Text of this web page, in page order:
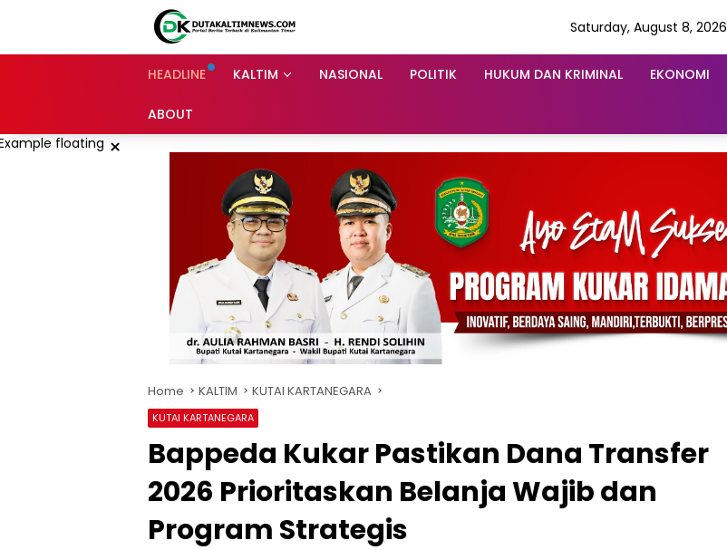
Saturday, August 8, 2026
HEADLINE KALTIM NASIONAL POLITIK HUKUM DAN KRIMINAL EKONOMI
ABOUT
×
Home KALTIM KUTAI KARTANEGARA
KUTAI KARTANEGARA
Bappeda Kukar Pastikan Dana Transfer
2026 Prioritaskan Belanja Wajib dan
Program Strategis